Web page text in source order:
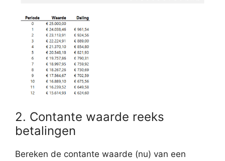
2. Contante waarde reeks
betalingen
Bereken de contante waarde (nu) van een